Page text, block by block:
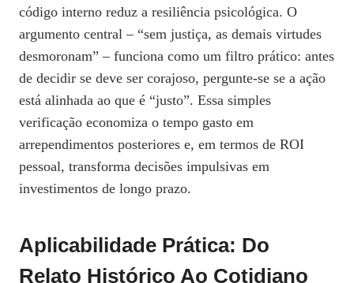
código interno reduz a resiliência psicológica. O
argumento central – “sem justiça, as demais virtudes
desmoronam” – funciona como um filtro prático: antes
de decidir se deve ser corajoso, pergunte‑se se a ação
está alinhada ao que é “justo”. Essa simples
verificação economiza o tempo gasto em
arrependimentos posteriores e, em termos de ROI
pessoal, transforma decisões impulsivas em
investimentos de longo prazo.
Aplicabilidade Prática: Do
Relato Histórico Ao Cotidiano